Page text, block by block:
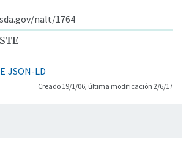
nalt/1764
JSON-LD
Creado 19/1/06, última modificación 2/6/17